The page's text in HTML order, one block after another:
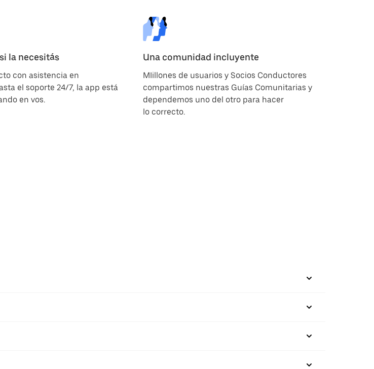
la necesitás
con asistencia en
el soporte 24/7, la app está
en vos.
Una comunidad incluyente
MIillones de usuarios y Socios Conductores
compartimos nuestras Guías Comunitarias y
dependemos uno del otro para hacer
lo correcto.